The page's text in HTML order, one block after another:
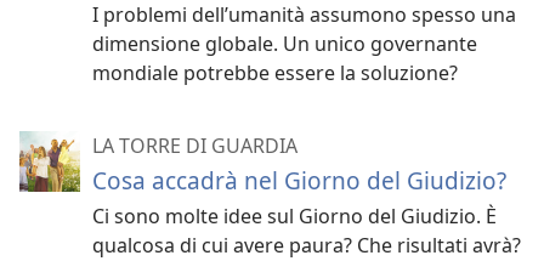
I problemi dell’umanità assumono spesso una
dimensione globale. Un unico governante
mondiale potrebbe essere la soluzione?
LA TORRE DI GUARDIA
Cosa accadrà nel Giorno del Giudizio?
Ci sono molte idee sul Giorno del Giudizio. È
qualcosa di cui avere paura? Che risultati avrà?